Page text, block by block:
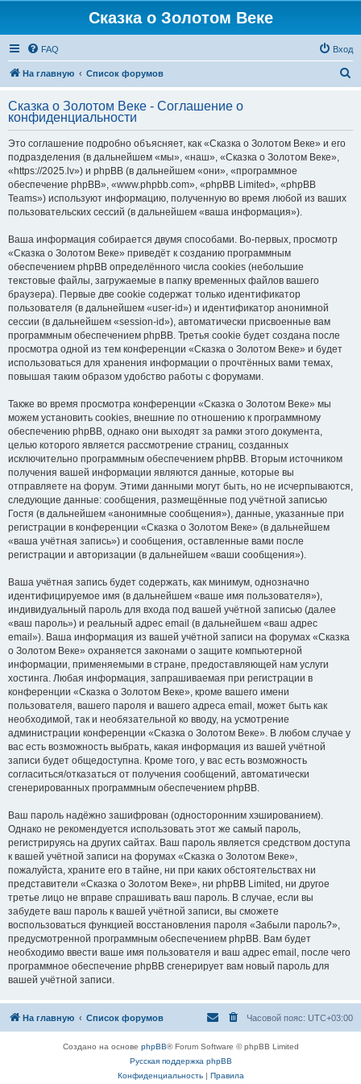
Сказка о Золотом Веке
FAQ Вход
На главную Список форумов
с
Сказка о Золотом Веке - Соглашение о
конфиденциальности
Это соглашение подробно объясняет, как «Сказка о Золотом Веке» и его
подразделения (в дальнейшем «мы», «наш», «Сказка о Золотом Веке»,
«https://2025.lv») и phpBB (в дальнейшем «они», «программное
обеспечение phpBB», «www.phpbb.com», «phpBB Limited», «phpBB
Teams») используют информацию, полученную во время любой из ваших
пользовательских сессий (в дальнейшем «ваша информация»).
Ваша информация собирается двумя способами. Во-первых, просмотр
«Сказка о Золотом Веке» приведёт к созданию программным
обеспечением phpBB определённого числа cookies (небольшие
текстовые файлы, загружаемые в папку временных файлов вашего
браузера). Первые две cookie содержат только идентификатор
пользователя (в дальнейшем «user-id») и идентификатор анонимной
сессии (в дальнейшем «session-id»), автоматически присвоенные вам
программным обеспечением phpBB. Третья cookie будет создана после
просмотра одной из тем конференции «Сказка о Золотом Веке» и будет
использоваться для хранения информации о прочтённых вами темах,
повышая таким образом удобство работы с форумами.
Также во время просмотра конференции «Сказка о Золотом Веке» мы
можем установить cookies, внешние по отношению к программному
обеспечению phpBB, однако они выходят за рамки этого документа,
целью которого является рассмотрение страниц, созданных
исключительно программным обеспечением phpBB. Вторым источником
получения вашей информации являются данные, которые вы
отправляете на форум. Этими данными могут быть, но не исчерпываются,
следующие данные: сообщения, размещённые под учётной записью
Гостя (в дальнейшем «анонимные сообщения»), данные, указанные при
регистрации в конференции «Сказка о Золотом Веке» (в дальнейшем
«ваша учётная запись») и сообщения, оставленные вами после
регистрации и авторизации (в дальнейшем «ваши сообщения»).
Ваша учётная запись будет содержать, как минимум, однозначно
идентифицируемое имя (в дальнейшем «ваше имя пользователя»),
индивидуальный пароль для входа под вашей учётной записью (далее
«ваш пароль») и реальный адрес email (в дальнейшем «ваш адрес
email»). Ваша информация из вашей учётной записи на форумах «Сказка
о Золотом Веке» охраняется законами о защите компьютерной
информации, применяемыми в стране, предоставляющей нам услуги
хостинга. Любая информация, запрашиваемая при регистрации в
конференции «Сказка о Золотом Веке», кроме вашего имени
пользователя, вашего пароля и вашего адреса email, может быть как
необходимой, так и необязательной ко вводу, на усмотрение
администрации конференции «Сказка о Золотом Веке». В любом случае у
вас есть возможность выбрать, какая информация из вашей учётной
записи будет общедоступна. Кроме того, у вас есть возможность
согласиться/отказаться от получения сообщений, автоматически
сгенерированных программным обеспечением phpBB.
Ваш пароль надёжно зашифрован (односторонним хэшированием).
Однако не рекомендуется использовать этот же самый пароль,
регистрируясь на других сайтах. Ваш пароль является средством доступа
к вашей учётной записи на форумах «Сказка о Золотом Веке»,
пожалуйста, храните его в тайне, ни при каких обстоятельствах ни
представители «Сказка о Золотом Веке», ни phpBB Limited, ни другое
третье лицо не вправе спрашивать ваш пароль. В случае, если вы
забудете ваш пароль к вашей учётной записи, вы сможете
воспользоваться функцией восстановления пароля «Забыли пароль?»,
предусмотренной программным обеспечением phpBB. Вам будет
необходимо ввести ваше имя пользователя и ваш адрес email, после чего
программное обеспечение phpBB сгенерирует вам новый пароль для
вашей учётной записи.
На главную Список форумов Часовой пояс: UTC+03:00
Создано на основе phpBB® Forum Software © phpBB Limited
Русская поддержка phpBB
Конфиденциальность| Правила